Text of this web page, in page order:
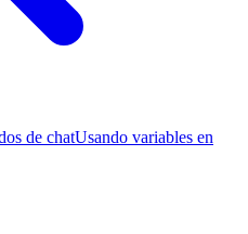
de chatUsando variables en